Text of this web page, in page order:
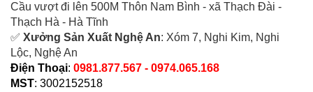
Cầu vượt đi lên 500M Thôn Nam Bình - xã Thạch Đài -
Thạch Hà - Hà Tĩnh
✅ Xưởng Sản Xuất Nghệ An: Xóm 7, Nghi Kim, Nghi
Lộc, Nghệ An
Điện Thoại: 0981.877.567 - 0974.065.168
MST: 3002152518